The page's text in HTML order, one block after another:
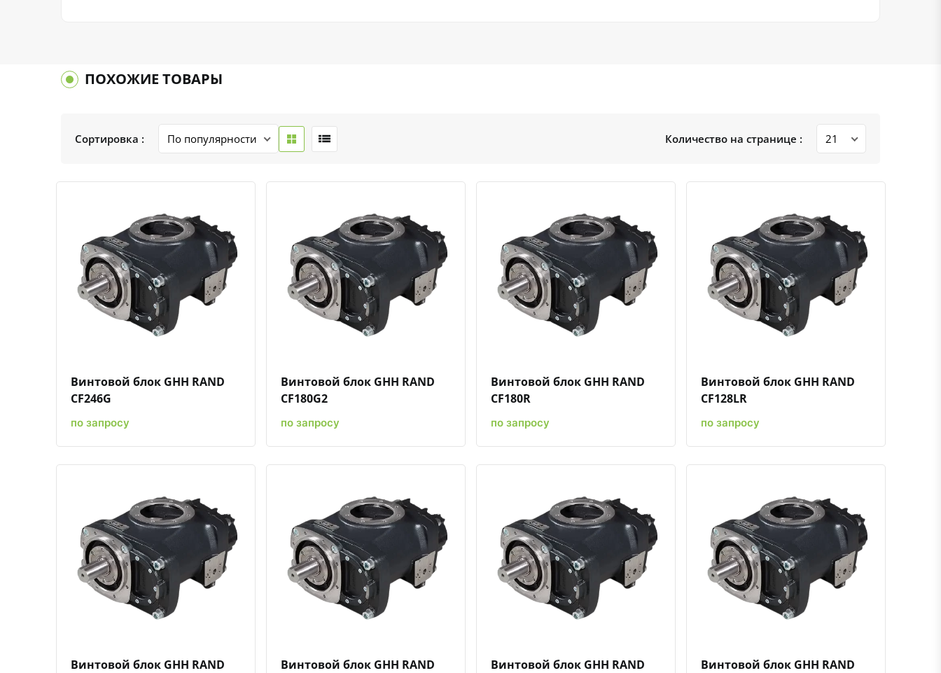
ПОХОЖИЕ ТОВАРЫ
Сортировка : Количество на странице :
Быстрый просмотрДобавить к сравнениюДобавить в избранное
Винтовой блок GHH RAND
CF246G
по запросу
Быстрый просмотрДобавить к сравнениюДобавить в избранное
Винтовой блок GHH RAND
CF180G2
по запросу
Быстрый просмотрДобавить к сравнениюДобавить в избранное
Винтовой блок GHH RAND
CF180R
по запросу
Быстрый просмотрДобавить к сравнениюДобавить в избранное
Винтовой блок GHH RAND
CF128LR
по запросу
Быстрый просмотрДобавить к сравнениюДобавить в избранное
Винтовой блок GHH RAND
Быстрый просмотрДобавить к сравнениюДобавить в избранное
Винтовой блок GHH RAND
Быстрый просмотрДобавить к сравнениюДобавить в избранное
Винтовой блок GHH RAND
Быстрый просмотрДобавить к сравнениюДобавить в избранное
Винтовой блок GHH RAND